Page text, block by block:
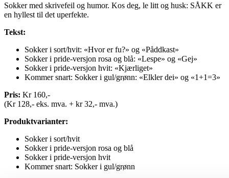
Sokker med skrivefeil og humor. Kos deg, le litt og husk: SÅKK er
en hyllest til det uperfekte.
Tekst:
Sokker i sort/hvit: «Hvor er fu?» og «Påddkast»
Sokker i pride-versjon rosa og blå: «Lespe» og «Gej»
Sokker i pride-versjon hvit: «Kjærliget»
Kommer snart: Sokker i gul/grønn: «Elkler dei» og «1+1=3»
Pris: Kr 160,-
(Kr 128,- eks. mva. + kr 32,- mva.)
Produktvarianter:
Sokker i sort/hvit
Sokker i pride-versjon rosa og blå
Sokker i pride-versjon hvit
Kommer snart: Sokker i gul/grønn